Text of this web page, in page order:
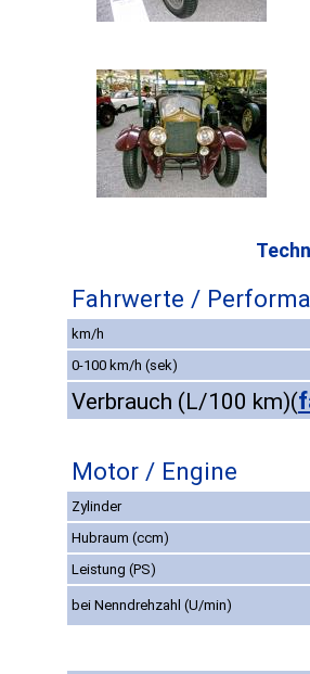
Fahrwerte /
km/h
0-100 km/h (sek)
Verbrauch (L/100 km)(
Motor / Engine
Zylinder
Hubraum (ccm)
Leistung (PS)
bei Nenndrehzahl (U/min)